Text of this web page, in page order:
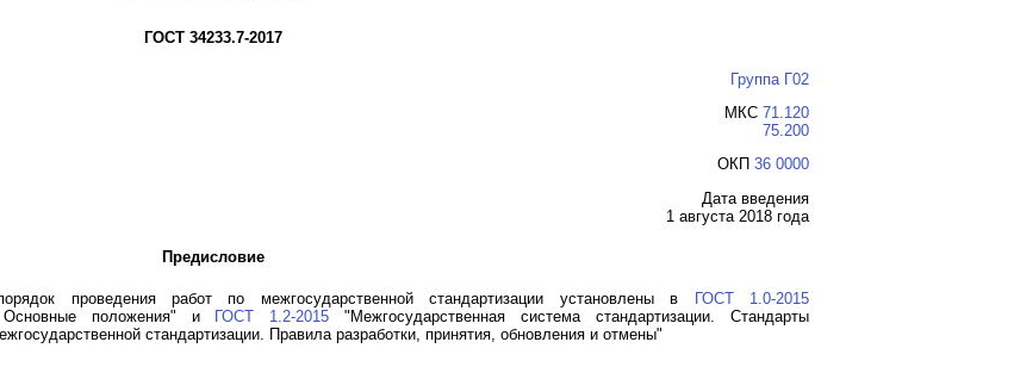
ГОСТ 34233.7-2017
Группа Г02
МКС 71.120
75.200
ОКП 36 0000
Дата введения
1 августа 2018 года
Предисловие
проведения работ по межгосударственной стандартизации установлены в
ГОСТ 1.0-2015
Основные положения" и
ГОСТ 1.2-2015 "Межгосударственная система стандартизации. Стандарты
стандартизации. Правила разработки, принятия, обновления и отмены"